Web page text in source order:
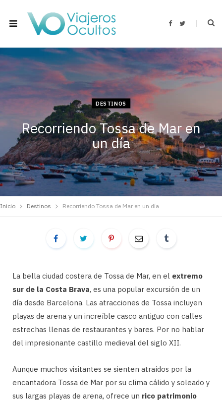
F
b
k
T
t
DESTINOS
Recorriendo Tossa de Mar en
un día
Inicio Destinos Recorriendo Tossa de Mar en un día
La bella ciudad costera de Tossa de Mar, en el extremo
sur de la Costa Brava, es una popular excursión de un
día desde Barcelona. Las atracciones de Tossa incluyen
playas de arena y un increíble casco antiguo con calles
estrechas llenas de restaurantes y bares. Por no hablar
del impresionante castillo medieval del siglo XII.
Aunque muchos visitantes se sienten atraídos por la
encantadora Tossa de Mar por su clima cálido y soleado y
sus largas playas de arena, ofrece un rico patrimonio